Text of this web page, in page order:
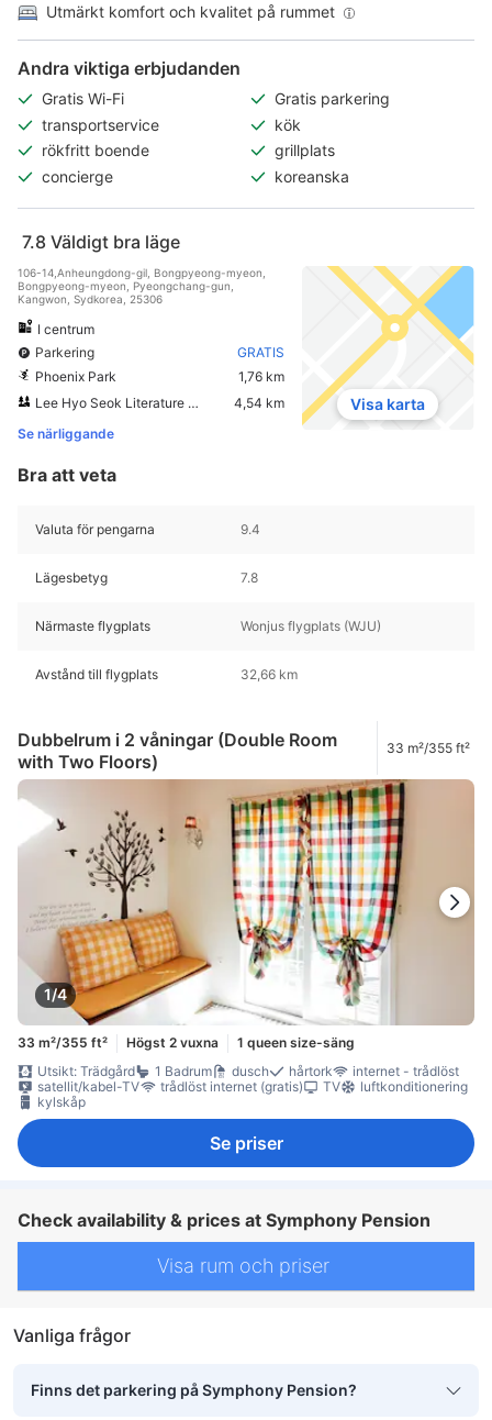
Utmärkt komfort och kvalitet på rummet
Andra viktiga erbjudanden
Gratis Wi-Fi
Gratis parkering
transportservice
kök
rökfritt boende
grillplats
concierge
koreanska
7.8 Väldigt bra läge
106-14,Anheungdong-gil, Bongpyeong-myeon,
Bongpyeong-myeon, Pyeongchang-gun,
Kangwon, Sydkorea, 25306
I centrum
Parkering
GRATIS
Phoenix Park
1,76 km
Lee Hyo Seok Literature Forest
4,54 km
Se närliggande
Visa karta
Bra att veta
Valuta för pengarna 9.4
Lägesbetyg 7.8
Närmaste flygplats Wonjus flygplats (WJU)
Avstånd till flygplats 32,66 km
Dubbelrum i 2 våningar (Double Room
with Two Floors)
33 m²/355 ft²
1/4
33 m²/355 ft² Högst 2 vuxna
1 queen size-säng
Utsikt: Trädgård
1 Badrum dusch hårtork
internet - trådlöst
satellit/kabel-TV
trådlöst internet (gratis) TV
luftkonditionering
kylskåp
Se priser
Check availability & prices at Symphony Pension
Visa rum och priser
Vanliga frågor
Finns det parkering på Symphony Pension?